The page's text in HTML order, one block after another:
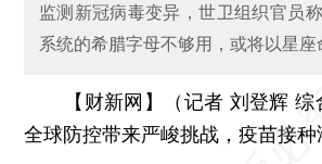
监测新冠病毒变异，世卫组织官员
系统的希腊字母不够用，或将以星
【财新网】（记者 刘登辉 综
全球防控带来严峻挑战，疫苗接种